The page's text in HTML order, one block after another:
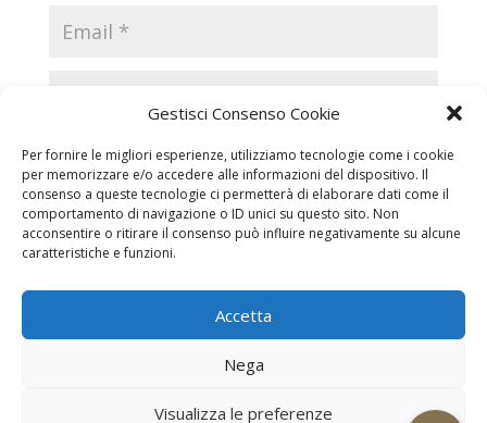
Gestisci Consenso Cookie
Per fornire le migliori esperienze, utilizziamo tecnologie come i cookie
per memorizzare e/o accedere alle informazioni del dispositivo. Il
consenso a queste tecnologie ci permetterà di elaborare dati come il
comportamento di navigazione o ID unici su questo sito. Non
acconsentire o ritirare il consenso può influire negativamente su alcune
caratteristiche e funzioni.
Accetta
Nega
Visualizza le preferenze
Necrologi Casale Monferrato
Necrologi Piemonte